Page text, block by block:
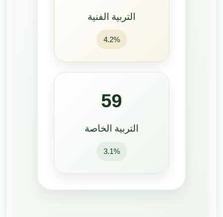
التربية الفنية
4.2%
59
التربية الخاصة
3.1%